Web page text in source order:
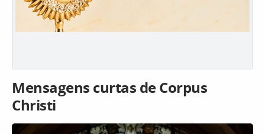
Mensagens curtas de Corpus
Christi